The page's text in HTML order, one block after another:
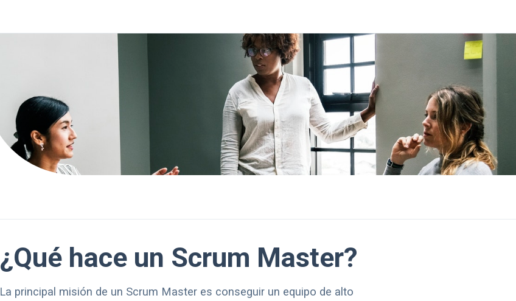
¿Qué hace un Scrum Master?
La principal misión de un Scrum Master es conseguir un equipo de alto